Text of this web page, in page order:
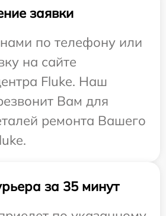
заявки
по телефону или
на сайте
Fluke. Наш
Вам для
ремонта Вашего
за 35 минут